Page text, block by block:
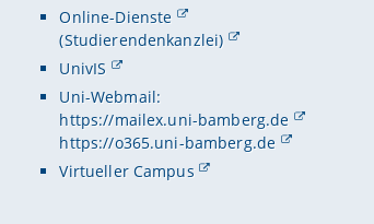
Online-Dienste
(Studierendenkanzlei)
UnivIS
Uni-Webmail:
https://mailex.uni-bamberg.de
https://o365.uni-bamberg.de
Virtueller Campus